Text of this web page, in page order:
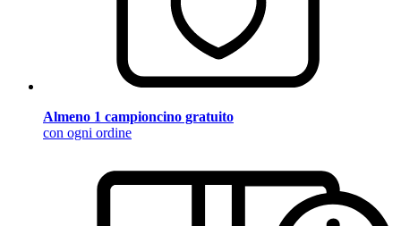
Almeno 1 campioncino gratuito
con ogni ordine